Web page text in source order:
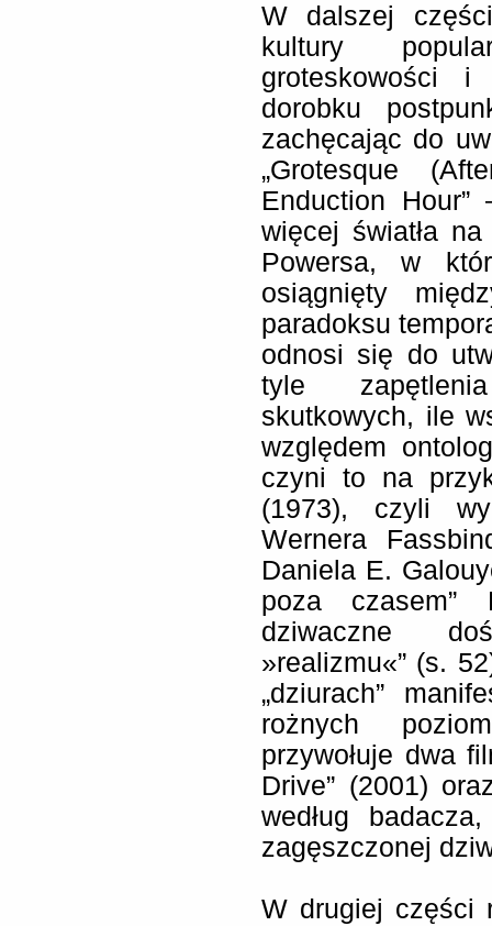
W dalszej
kultury
groteskowości i
dorobku
zachęcając do
„Grotesque
Enduction
więcej światła
Powersa, w
osiągnięty
paradoksu
odnosi się do
tyle
skutkowych, ile
względem
czyni to na
(1973), czyli
Wernera
Daniela E.
poza czasem”
dziwaczne
»realizmu«” (s.
„dziurach”
rożnych
przywołuje dwa
Drive” (2001)
według
zagęszczonej
W drugiej części